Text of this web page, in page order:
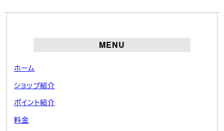
MENU
ホーム
ショップ紹介
ポイント紹介
料金